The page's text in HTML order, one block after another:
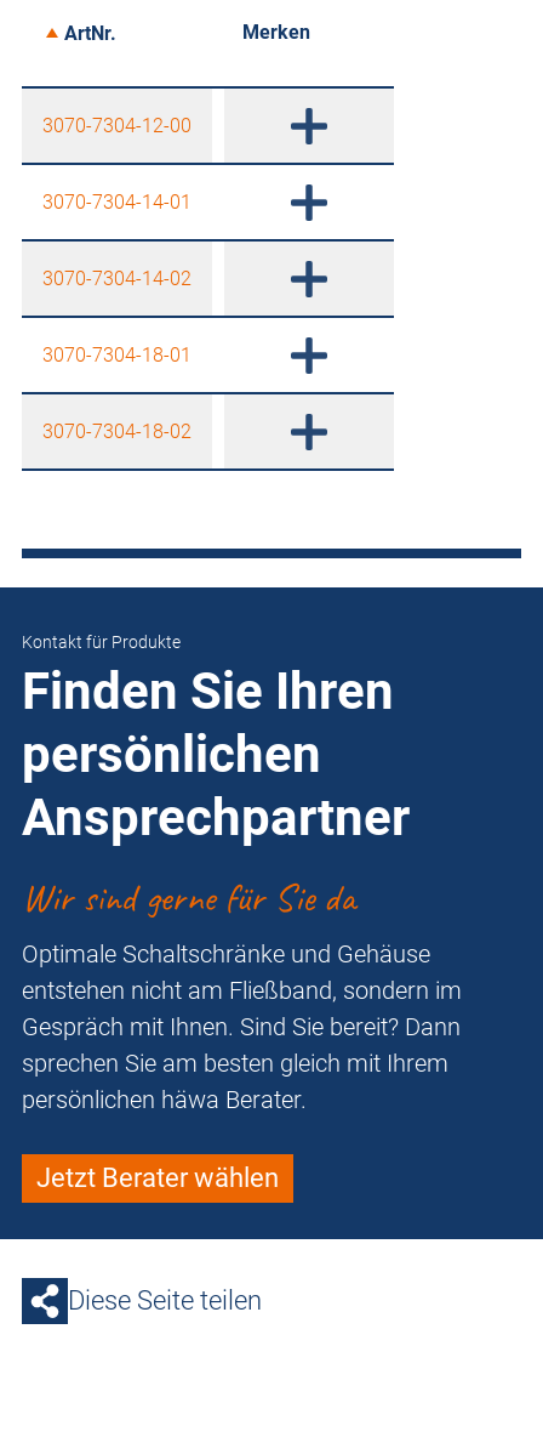
ArtNr. Merken
3070-7304-12-00
3070-7304-14-01
3070-7304-14-02
3070-7304-18-01
3070-7304-18-02
Kontakt für Produkte
Finden Sie Ihren
persönlichen
Ansprechpartner
Wir sind gerne für Sie da
Optimale Schaltschränke und Gehäuse
entstehen nicht am Fließband, sondern im
Gespräch mit Ihnen. Sind Sie bereit? Dann
sprechen Sie am besten gleich mit Ihrem
persönlichen häwa Berater.
Jetzt Berater wählen
Diese Seite teilen